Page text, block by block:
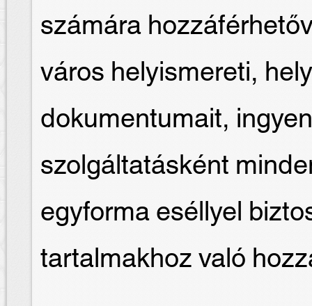
számára
város helyismereti,
dokumentumait,
szolgáltatásként
egyforma eséllyel
tartalmakhoz való